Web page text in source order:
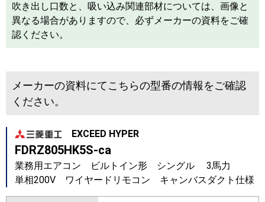
吹き出し口数と、吸い込み関連部材については、画像と
異なる場合がありますので、必ずメーカーの資料をご確
認ください。
メーカーの資料にてこちらの型番の情報をご確認
ください。
EXCEED HYPER
FDRZ805HK5S-ca
業務用エアコン ビルトイン形 シングル 3馬力
単相200V ワイヤードリモコン キャンバスダクト仕様